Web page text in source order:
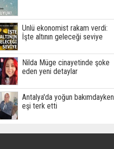
Ünlü ekonomist rakam verdi:
İşte altının geleceği seviye
Nilda Müge cinayetinde şoke
eden yeni detaylar
Antalya'da yoğun bakımdayken
eşi terk etti